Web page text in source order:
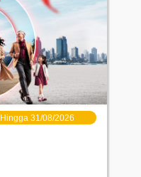
Hingga 31/08/2026